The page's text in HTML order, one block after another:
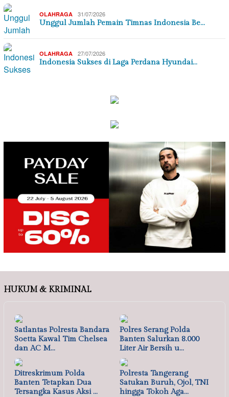
OLAHRAGA 31/07/2026
Unggul Jumlah Pemain Timnas Indonesia Be…
OLAHRAGA 27/07/2026
Indonesia Sukses di Laga Perdana Hyundai…
HUKUM & KRIMINAL
Satlantas Polresta Bandara
Soetta Kawal Tim Chelsea
dan AC M…
Polres Serang Polda
Banten Salurkan 8.000
Liter Air Bersih u…
Ditreskrimum Polda
Banten Tetapkan Dua
Tersangka Kasus Aksi …
Polresta Tangerang
Satukan Buruh, Ojol, TNI
hingga Tokoh Aga…